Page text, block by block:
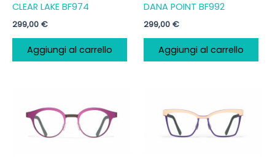
CLEAR LAKE BF974
299,00 €
Aggiungi al carrello
DANA POINT BF992
299,00 €
Aggiungi al carrello